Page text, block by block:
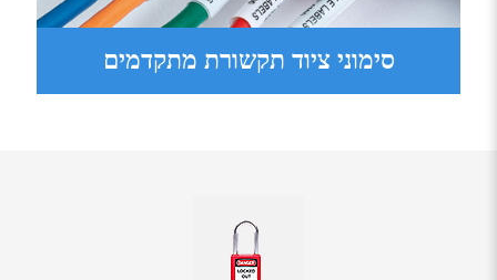
סימוני ציוד תקשורת מתקדמים